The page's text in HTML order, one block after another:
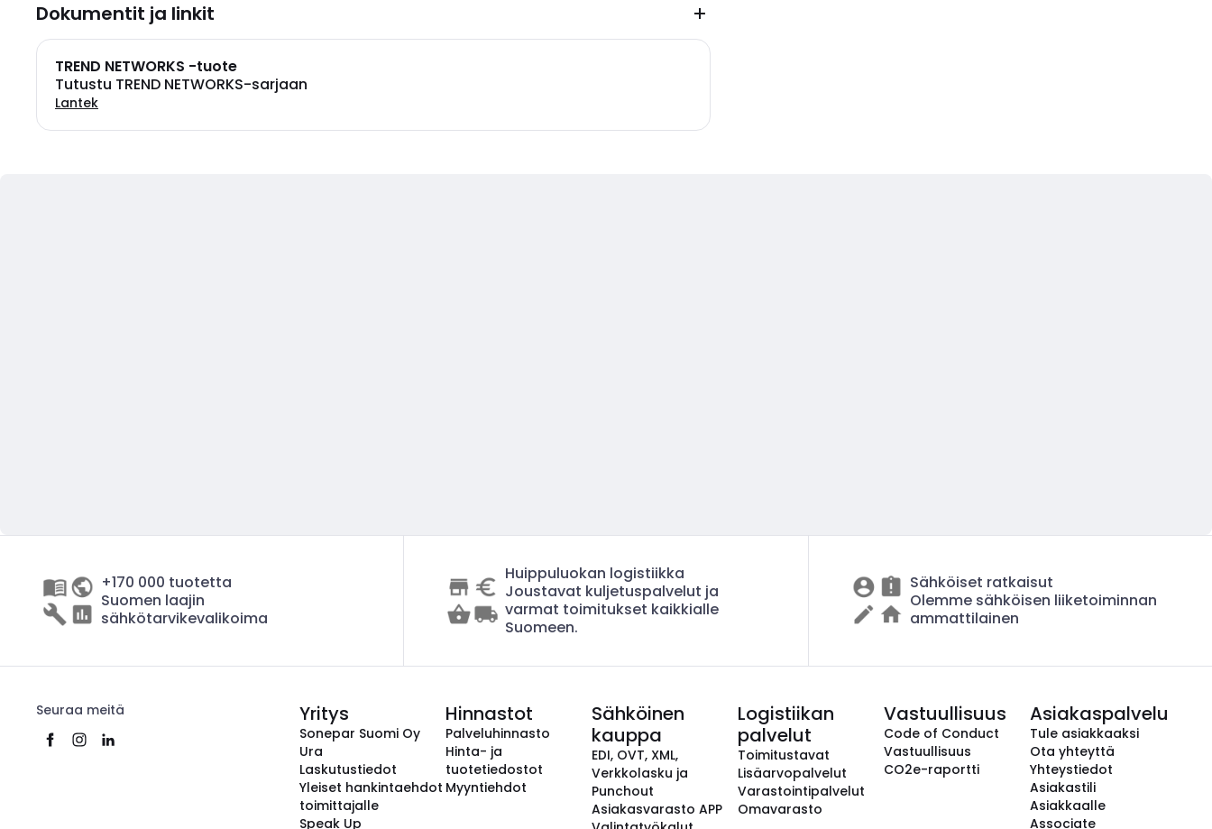
Dokumentit ja linkit
TREND NETWORKS -tuote
Tutustu TREND NETWORKS-sarjaan
Lantek
+170 000 tuotetta
Suomen laajin
sähkötarvikevalikoima
Huippuluokan logistiikka
Joustavat kuljetuspalvelut ja
varmat toimitukset kaikkialle
Suomeen.
Sähköiset ratkaisut
Olemme sähköisen liiketoiminnan
ammattilainen
Seuraa meitä Yritys
Sonepar Suomi Oy
Ura
Laskutustiedot
Yleiset hankintaehdot
toimittajalle
Speak Up
Hinnastot
Palveluhinnasto
Hinta- ja
tuotetiedostot
Myyntiehdot
Sähköinen
kauppa
EDI, OVT, XML,
Verkkolasku ja
Punchout
Asiakasvarasto APP
Logistiikan
palvelut
Toimitustavat
Lisäarvopalvelut
Varastointipalvelut
Omavarasto
Vastuullisuus
Code of Conduct
Vastuullisuus
CO2e-raportti
Asiakaspalvelu
Tule asiakkaaksi
Ota yhteyttä
Yhteystiedot
Asiakastili
Asiakkaalle
Associate